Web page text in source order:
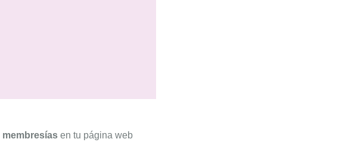
membresías en tu página web